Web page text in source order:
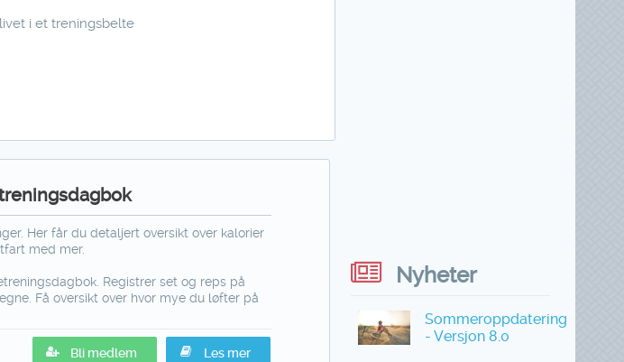
i et treningsbelte
Her får du detaljert oversikt over kalorier
med mer.
Registrer set og reps på
Få oversikt over hvor mye du løfter på
Bli medlem Les mer
Nyheter
Sommeroppdatering
- Versjon 8.0